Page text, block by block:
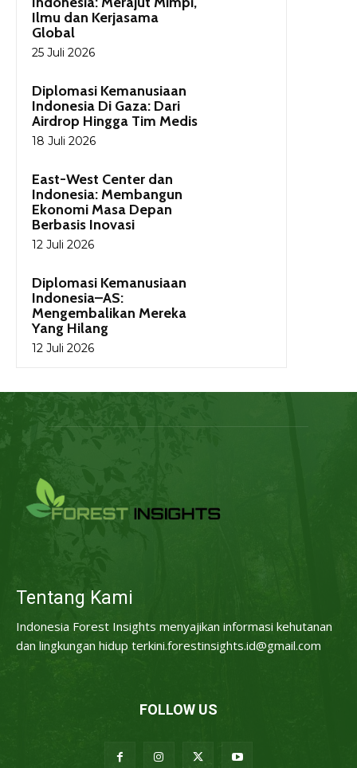
Ilmu dan Kerjasama
Global
25 Juli 2026
Diplomasi Kemanusiaan
Indonesia Di Gaza: Dari
Airdrop Hingga Tim Medis
18 Juli 2026
East-West Center dan
Indonesia: Membangun
Ekonomi Masa Depan
Berbasis Inovasi
12 Juli 2026
Diplomasi Kemanusiaan
Indonesia–AS:
Mengembalikan Mereka
Yang Hilang
12 Juli 2026
Tentang Kami
Indonesia Forest Insights menyajikan informasi kehutanan
dan lingkungan hidup terkini.forestinsights.id@gmail.com
FOLLOW US